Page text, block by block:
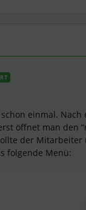
einmal.
öffnet man den
der Mitarbeiter
folgende Menü: